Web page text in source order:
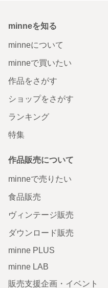
minneを知る
minneについて
minneで買いたい
作品をさがす
ショップをさがす
ランキング
特集
作品販売について
minneで売りたい
食品販売
ヴィンテージ販売
ダウンロード販売
minne PLUS
minne LAB
販売支援企画・イベント